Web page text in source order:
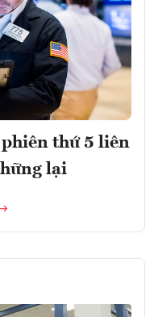
thứ 5 liên
lại